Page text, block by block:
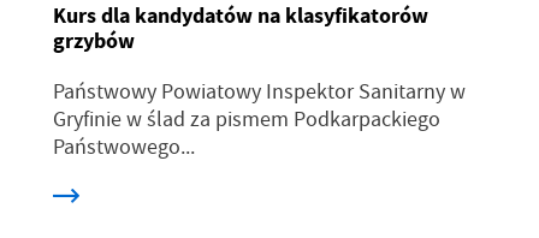
Kurs dla kandydatów na klasyfikatorów
grzybów
Państwowy Powiatowy Inspektor Sanitarny w
Gryfinie w ślad za pismem Podkarpackiego
Państwowego...